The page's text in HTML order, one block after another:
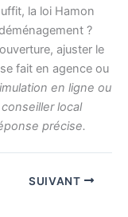
la loi Hamon
?
ajuster le
fait en agence ou
en ligne ou
local
précise.
SUIVANT